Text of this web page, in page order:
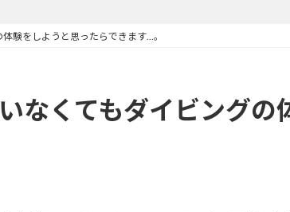
験をしようと思ったらできます…。
なくてもダイビングの